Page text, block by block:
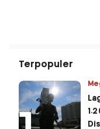
Terpopuler